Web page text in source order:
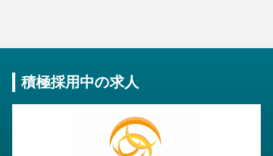
積極採用中の求人